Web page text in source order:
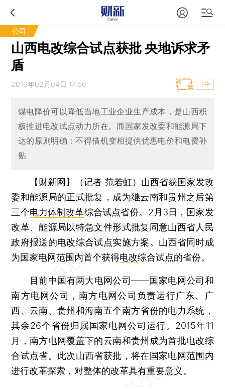
公司
山西电改综合试点获批 央地诉求矛
盾
2016年02月04日 17:56 T中
煤电降价可以降低当地工业企业生产成本，是山西积
极推进电改试点动力所在。而国家发改委和能源局下
达的原则明确：不得借机变相提供优惠电价和电费补
贴
【财新网】（记者 范若虹） 山西省获国家发改
委和能源局的正式批复，成为继云南和贵州之后第
三个电力体制改革综合试点省份。2月3日，国家发
改革、能源局以特急文件形式批复同意山西省人民
政府报送的电改综合试点实施方案。山西省同时成
为国家电网范围内首个获得电改综合试点的省份。
目前中国有两大电网公司——国家电网公司和
南方电网公司，南方电网公司负责运行广东、广
西、云南、贵州和海南五个南方省份的电力系统，
其余26个省份归属国家电网公司运行。2015年11
月，南方电网覆盖下的云南和贵州成为首批电改综
合试点省。此次山西省获批，将在国家电网范围内
进行改革探索，对整体的改革具有重要意义。